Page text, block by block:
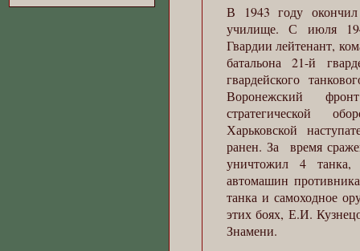
В 1943 году окончил
училище. С июля
Гвардии лейтенант,
батальона 21-й
гвардейского
Воронежский
стратегической
Харьковской
ранен. За время
уничтожил 4
автомашин
танка и самоходное
этих боях, Е.И.
Знамени.